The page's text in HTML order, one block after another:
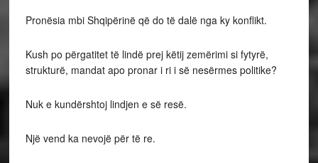
Pronësia mbi Shqipërinë që do të dalë nga ky konflikt.
Kush po përgatitet të lindë prej këtij zemërimi si fytyrë,
strukturë, mandat apo pronar i ri i së nesërmes politike?
Nuk e kundërshtoj lindjen e së resë.
Një vend ka nevojë për të re.